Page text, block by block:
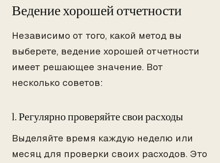
Ведение хорошей отчетности
Независимо от того, какой метод вы
выберете, ведение хорошей отчетности
имеет решающее значение. Вот
несколько советов:
1. Регулярно проверяйте свои расходы
Выделяйте время каждую неделю или
месяц для проверки своих расходов. Это